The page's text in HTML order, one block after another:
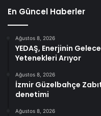
En Güncel Haberler
Ağustos 8, 2026
YEDAŞ, Enerjinin
Yetenekleri Arıyor
Ağustos 8, 2026
İzmir Güzelbahçe
denetimi
Ağustos 8, 2026